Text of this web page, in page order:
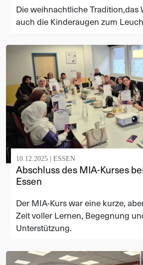
Die weihnachtliche Tradition,das
auch die Kinderaugen zum
10.12.2025 | ESSEN
Abschluss des MIA-Kurses
Essen
Der MIA-Kurs war eine kurze,
Zeit voller Lernen, Begegnung
Unterstützung.